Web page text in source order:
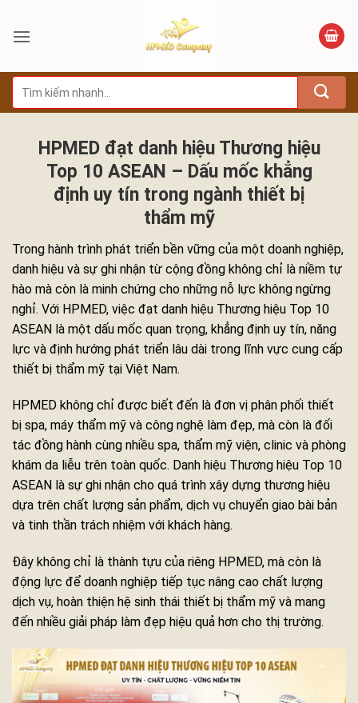
qua
dung
Tìm
kiếm:
HPMED đạt danh hiệu Thương hiệu
Top 10 ASEAN – Dấu mốc khẳng
định uy tín trong ngành thiết bị
thẩm mỹ
Trong hành trình phát triển bền vững của một doanh nghiệp,
danh hiệu và sự ghi nhận từ cộng đồng không chỉ là niềm tự
hào mà còn là minh chứng cho những nỗ lực không ngừng
nghỉ. Với HPMED, việc đạt danh hiệu Thương hiệu Top 10
ASEAN là một dấu mốc quan trọng, khẳng định uy tín, năng
lực và định hướng phát triển lâu dài trong lĩnh vực cung cấp
thiết bị thẩm mỹ tại Việt Nam.
HPMED không chỉ được biết đến là đơn vị phân phối thiết
bị spa, máy thẩm mỹ và công nghệ làm đẹp, mà còn là đối
tác đồng hành cùng nhiều spa, thẩm mỹ viện, clinic và phòng
khám da liễu trên toàn quốc. Danh hiệu Thương hiệu Top 10
ASEAN là sự ghi nhận cho quá trình xây dựng thương hiệu
dựa trên chất lượng sản phẩm, dịch vụ chuyển giao bài bản
và tinh thần trách nhiệm với khách hàng.
Đây không chỉ là thành tựu của riêng HPMED, mà còn là
động lực để doanh nghiệp tiếp tục nâng cao chất lượng
dịch vụ, hoàn thiện hệ sinh thái thiết bị thẩm mỹ và mang
đến nhiều giải pháp làm đẹp hiệu quả hơn cho thị trường.